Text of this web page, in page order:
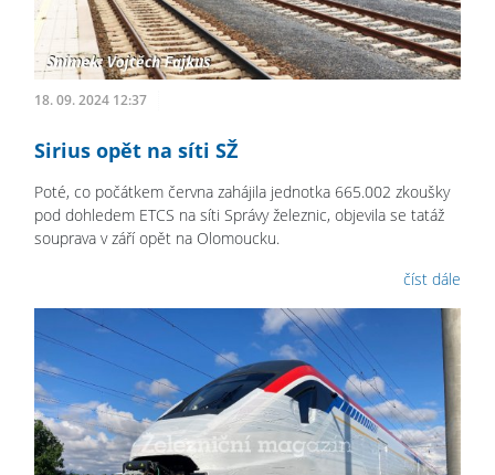
18. 09. 2024 12:37
Sirius opět na síti SŽ
Poté, co počátkem června zahájila jednotka 665.002 zkoušky
pod dohledem ETCS na síti Správy železnic, objevila se tatáž
souprava v září opět na Olomoucku.
číst dále